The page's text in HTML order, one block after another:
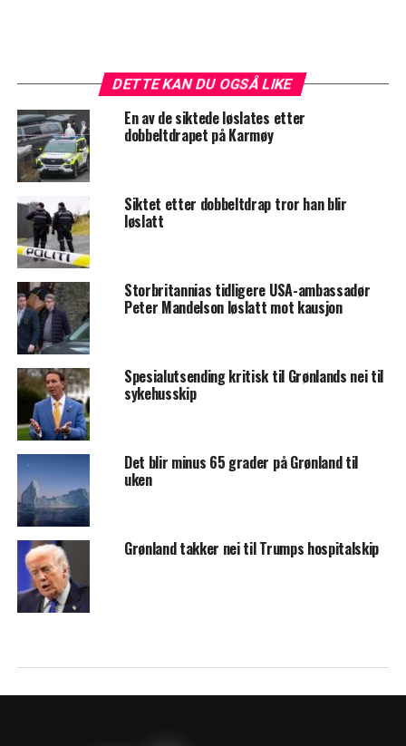
DETTE KAN DU OGSÅ LIKE
En av de siktede løslates etter
dobbeltdrapet på Karmøy
Siktet etter dobbeltdrap tror han blir
løslatt
Storbritannias tidligere USA-ambassadør
Peter Mandelson løslatt mot kausjon
Spesialutsending kritisk til Grønlands nei til
sykehusskip
Det blir minus 65 grader på Grønland til
uken
Grønland takker nei til Trumps hospitalskip